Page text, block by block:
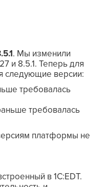
. Мы изменили
и 8.5.1. Теперь для
следующие версии:
требовалась
требовалась
платформы не
в 1C:EDT.